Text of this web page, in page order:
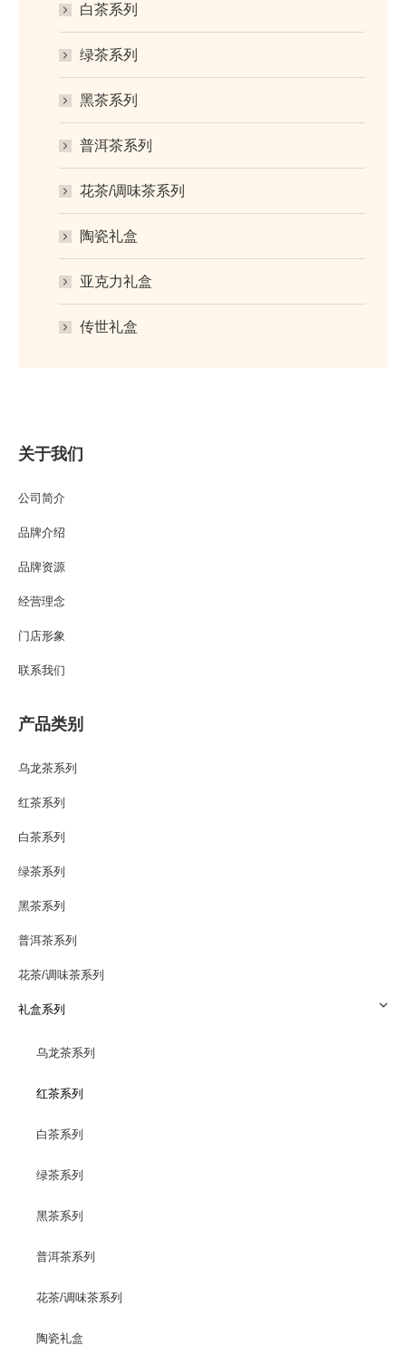
白茶系列
绿茶系列
黑茶系列
普洱茶系列
花茶/调味茶系列
陶瓷礼盒
亚克力礼盒
传世礼盒
关于我们
公司简介
品牌介绍
品牌资源
经营理念
门店形象
联系我们
产品类别
乌龙茶系列
红茶系列
白茶系列
绿茶系列
黑茶系列
普洱茶系列
花茶/调味茶系列
礼盒系列
乌龙茶系列
红茶系列
白茶系列
绿茶系列
黑茶系列
普洱茶系列
花茶/调味茶系列
陶瓷礼盒